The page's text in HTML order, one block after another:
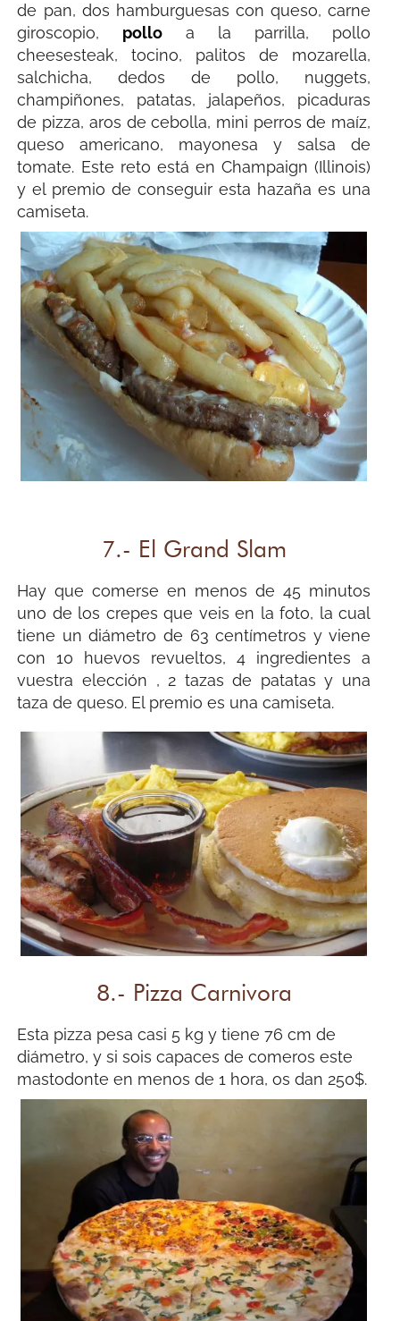
de pan, dos hamburguesas con queso, carne
giroscopio, pollo a la parrilla, pollo
cheesesteak, tocino, palitos de mozarella,
salchicha, dedos de pollo, nuggets,
champiñones, patatas, jalapeños, picaduras
de pizza, aros de cebolla, mini perros de maíz,
queso americano, mayonesa y salsa de
tomate. Este reto está en Champaign (Illinois)
y el premio de conseguir esta hazaña es una
camiseta.
7.- El Grand Slam
Hay que comerse en menos de 45 minutos
uno de los crepes que veis en la foto, la cual
tiene un diámetro de 63 centímetros y viene
con 10 huevos revueltos, 4 ingredientes a
vuestra elección , 2 tazas de patatas y una
taza de queso. El premio es una camiseta.
8.- Pizza Carnivora
Esta pizza pesa casi 5 kg y tiene 76 cm de
diámetro, y si sois capaces de comeros este
mastodonte en menos de 1 hora, os dan 250$.